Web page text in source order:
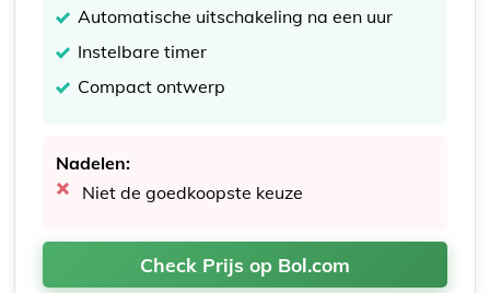
Automatische uitschakeling na een uur
Instelbare timer
Compact ontwerp
Nadelen:
Niet de goedkoopste keuze
Check Prijs op Bol.com